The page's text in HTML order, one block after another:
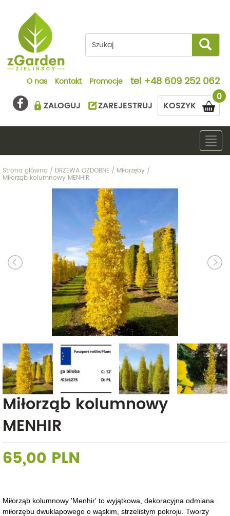
O nas Kontakt Promocje tel +48 609 252 062
0
KOSZYK
ZALOGUJ ZAREJESTRUJ
Strona główna / DRZEWA OZDOBNE / Miłorzęby /
Miłorząb kolumnowy MENHIR
Miłorząb kolumnowy
MENHIR
65,00 PLN
Miłorząb kolumnowy 'Menhir' to wyjątkowa, dekoracyjna odmiana
miłorzębu dwuklapowego o wąskim, strzelistym pokroju. Tworzy